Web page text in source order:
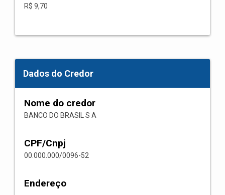
R$ 9,70
Dados do Credor
Nome do credor
BANCO DO BRASIL S A
CPF/Cnpj
00.000.000/0096-52
Endereço